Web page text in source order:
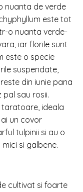
nuanta de verde
este tot
o nuanta verde-
iar florile sunt
este o specie
suspendate,
din iunie pana
pal sau rosii.
ideala
un covor
tulpinii si au o
si galbene.
cultivat si foarte